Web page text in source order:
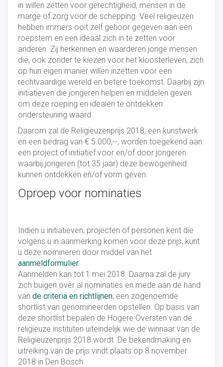
in willen zetten voor gerechtigheid, mensen in de
marge of zorg voor de schepping. Veel religieuzen
hebben immers ooit zelf gehoor gegeven aan een
roepstem en een ideaal zich in te zetten voor
anderen. Zij herkennen en waarderen jonge mensen
die, ook zonder te kiezen voor het kloosterleven, zich
op hun eigen manier willen inzetten voor een
rechtvaardige wereld en betere toekomst. Daarbij zijn
initiatieven die jongeren helpen en middelen geven
om deze roeping en idealen te ontdekken
ondersteuning waard.
Daarom zal de Religieuzenprijs 2018, een kunstwerk
en een bedrag van € 5.000,--, worden toegekend aan
een project of initiatief voor en/of door jongeren
waarbij jongeren (tot 35 jaar) deze bewogenheid
kunnen ontdekken en/of vorm geven.
Oproep voor nominaties
Indien u initiatieven, projecten of personen kent die
volgens u in aanmerking komen voor deze prijs, kunt
u deze nomineren door middel van het
aanmeldformulier.
Aanmelden kan tot 1 mei 2018. Daarna zal de jury
zich buigen over al nominaties en mede aan de hand
van de criteria en richtlijnen, een zogenoemde
shortlist van genomineerden opstellen. Op basis van
deze shortlist bepalen de Hogere Oversten van de
religieuze instituten uiteindelijk wie de winnaar van de
Religieuzenprijs 2018 wordt. De bekendmaking en
uitreiking van de prijs vindt plaats op 8 november
2018 in Den Bosch.